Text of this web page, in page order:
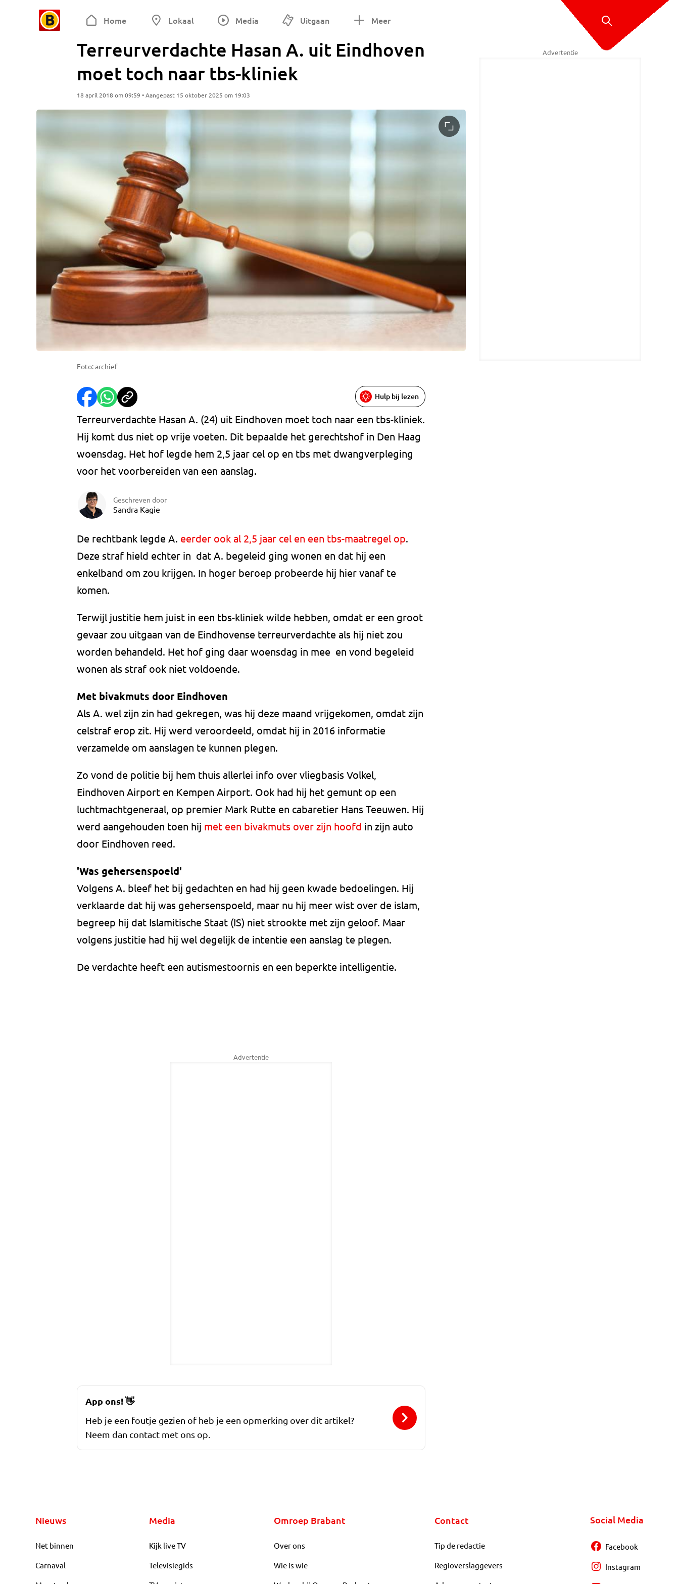
Home Lokaal Media Uitgaan Meer
Terreurverdachte Hasan A. uit Eindhoven
moet toch naar tbs-kliniek
18 april 2018 om 09:59 • Aangepast 15 oktober 2025 om 19:03
Foto: archief
Hulp bij lezen
Terreurverdachte Hasan A. (24) uit Eindhoven moet toch naar een tbs-kliniek.
Hij komt dus niet op vrije voeten. Dit bepaalde het gerechtshof in Den Haag
woensdag. Het hof legde hem 2,5 jaar cel op en tbs met dwangverpleging
voor het voorbereiden van een aanslag.
Geschreven door
Sandra Kagie
De rechtbank legde A. eerder ook al 2,5 jaar cel en een tbs-maatregel op.
Deze straf hield echter in dat A. begeleid ging wonen en dat hij een
enkelband om zou krijgen. In hoger beroep probeerde hij hier vanaf te
komen.
Terwijl justitie hem juist in een tbs-kliniek wilde hebben, omdat er een groot
gevaar zou uitgaan van de Eindhovense terreurverdachte als hij niet zou
worden behandeld. Het hof ging daar woensdag in mee en vond begeleid
wonen als straf ook niet voldoende.
Met bivakmuts door Eindhoven
Als A. wel zijn zin had gekregen, was hij deze maand vrijgekomen, omdat zijn
celstraf erop zit. Hij werd veroordeeld, omdat hij in 2016 informatie
verzamelde om aanslagen te kunnen plegen.
Zo vond de politie bij hem thuis allerlei info over vliegbasis Volkel,
Eindhoven Airport en Kempen Airport. Ook had hij het gemunt op een
luchtmachtgeneraal, op premier Mark Rutte en cabaretier Hans Teeuwen. Hij
werd aangehouden toen hij met een bivakmuts over zijn hoofd in zijn auto
door Eindhoven reed.
'Was gehersenspoeld'
Volgens A. bleef het bij gedachten en had hij geen kwade bedoelingen. Hij
verklaarde dat hij was gehersenspoeld, maar nu hij meer wist over de islam,
begreep hij dat Islamitische Staat (IS) niet strookte met zijn geloof. Maar
volgens justitie had hij wel degelijk de intentie een aanslag te plegen.
De verdachte heeft een autismestoornis en een beperkte intelligentie.
Advertentie
Advertentie
App ons!👋
Heb je een foutje gezien of heb je een opmerking over dit artikel?
Neem dan contact met ons op.
Nieuws
Net binnen
Carnaval
Media
Kijk live TV
Televisiegids
Omroep Brabant
Over ons
Wie is wie
Contact
Tip de redactie
Regioverslaggevers
Social Media
Facebook
Instagram